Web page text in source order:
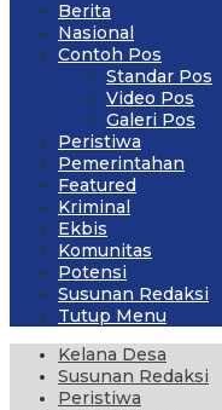
Berita
Nasional
Contoh Pos
Standar Pos
Video Pos
Galeri Pos
Peristiwa
Pemerintahan
Featured
Kriminal
Ekbis
Komunitas
Potensi
Susunan Redaksi
Tutup Menu
Kelana Desa
Susunan Redaksi
Peristiwa